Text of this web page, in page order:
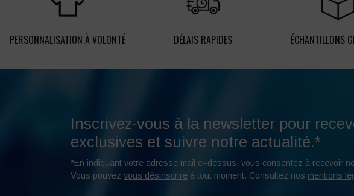
PERSONNALISATION À VOLONTÉ DÉLAIS RAPIDES ÉCHANTILLONS
Inscrivez-vous à la newsletter pour
exclusives et suivre notre actualité.*
*En indiquant votre adresse mail ci-dessus, vous consentez à recevoir
Vous pouvez vous désinscrire à tout moment. Consultez nos mentions